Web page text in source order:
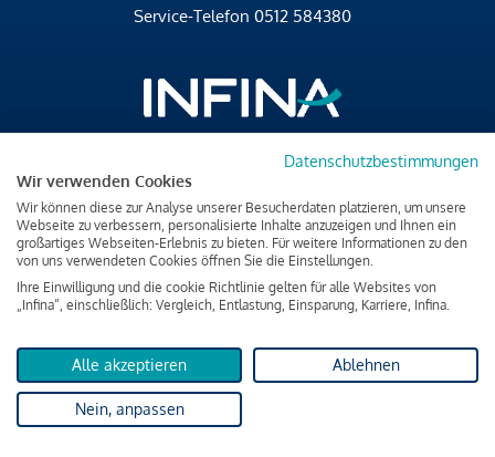
Service-Telefon 0512 584380
Brixner Straße 2/4
6020 Innsbruck
T+43 512 584380
office@infina.at
Impressum
Datenschutz & Cookies
Datenschutzbestimmungen
Wir verwenden Cookies
Wir können diese zur Analyse unserer Besucherdaten platzieren, um unsere
Webseite zu verbessern, personalisierte Inhalte anzuzeigen und Ihnen ein
großartiges Webseiten-Erlebnis zu bieten. Für weitere Informationen zu den
von uns verwendeten Cookies öffnen Sie die Einstellungen.
Ihre Einwilligung und die cookie Richtlinie gelten für alle Websites von
„Infina“, einschließlich: Vergleich, Entlastung, Einsparung, Karriere, Infina.
Alle akzeptieren Ablehnen
Nein, anpassen